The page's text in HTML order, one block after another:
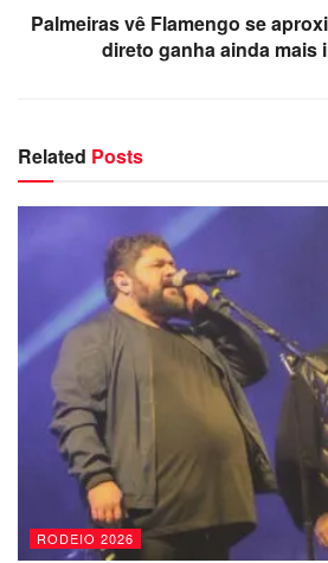
Palmeiras vê Flamengo se
direto ganha ainda mais
Related Posts
RODEIO 2026